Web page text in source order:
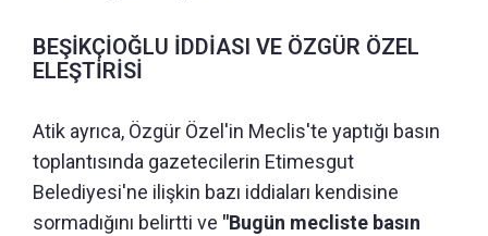
BEŞİKÇİOĞLU İDDİASI VE ÖZGÜR ÖZEL
ELEŞTİRİSİ
Atik ayrıca, Özgür Özel'in Meclis'te yaptığı basın
toplantısında gazetecilerin Etimesgut
Belediyesi'ne ilişkin bazı iddiaları kendisine
sormadığını belirtti ve "Bugün mecliste basın